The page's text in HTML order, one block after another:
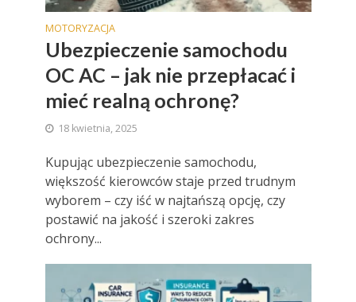
MOTORYZACJA
Ubezpieczenie samochodu
OC AC – jak nie przepłacać i
mieć realną ochronę?
18 kwietnia, 2025
Kupując ubezpieczenie samochodu,
większość kierowców staje przed trudnym
wyborem – czy iść w najtańszą opcję, czy
postawić na jakość i szeroki zakres
ochrony...